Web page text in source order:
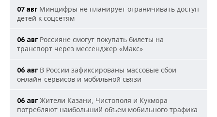
07 авг Минцифры не планирует ограничивать доступ
детей к соцсетям
06 авг Россияне смогут покупать билеты на
транспорт через мессенджер «Макс»
06 авг В России зафиксированы массовые сбои
онлайн-сервисов и мобильной связи
06 авг Жители Казани, Чистополя и Кукмора
потребляют наибольший объем мобильного трафика